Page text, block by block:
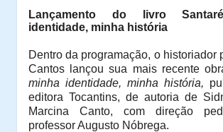
Lançamento do livro
identidade, minha história
Dentro da programação, o historiador
Cantos lançou sua mais recente
minha identidade, minha história,
editora Tocantins, de autoria de
Marcina Canto, com direção
professor Augusto Nóbrega.